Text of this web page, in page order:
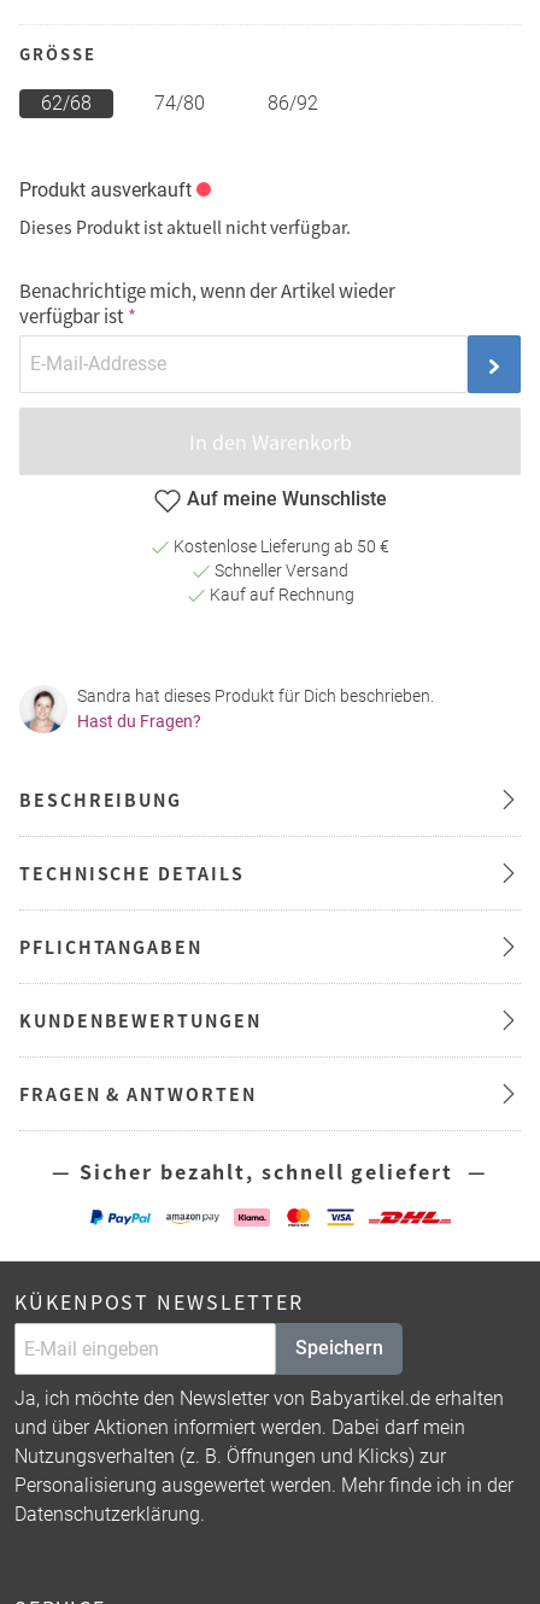
GRÖSSE
62/68 74/80 86/92
Produkt ausverkauft
Dieses Produkt ist aktuell nicht verfügbar.
Benachrichtige mich, wenn der Artikel wieder
verfügbar ist
In den Warenkorb
Auf meine Wunschliste
Kostenlose Lieferung ab 50 €
Schneller Versand
Kauf auf Rechnung
Sandra hat dieses Produkt für Dich beschrieben.
Hast du Fragen?
BESCHREIBUNG
TECHNISCHE DETAILS
PFLICHTANGABEN
KUNDENBEWERTUNGEN
FRAGEN & ANTWORTEN
— Sicher bezahlt, schnell geliefert —
KÜKENPOST NEWSLETTER
Speichern
Ja, ich möchte den Newsletter von Babyartikel.de erhalten
und über Aktionen informiert werden. Dabei darf mein
Nutzungsverhalten (z. B. Öffnungen und Klicks) zur
Personalisierung ausgewertet werden. Mehr finde ich in der
Datenschutzerklärung.